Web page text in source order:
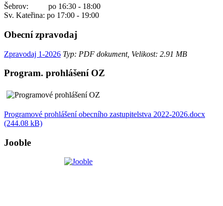
Šebrov: po 16:30 - 18:00
Sv. Kateřina: po 17:00 - 19:00
Obecní zpravodaj
Zpravodaj 1-2026 Typ: PDF dokument, Velikost: 2.91 MB
Program. prohlášení OZ
Programové prohlášení obecního zastupitelstva 2022-2026.docx
(244.08 kB)
Jooble